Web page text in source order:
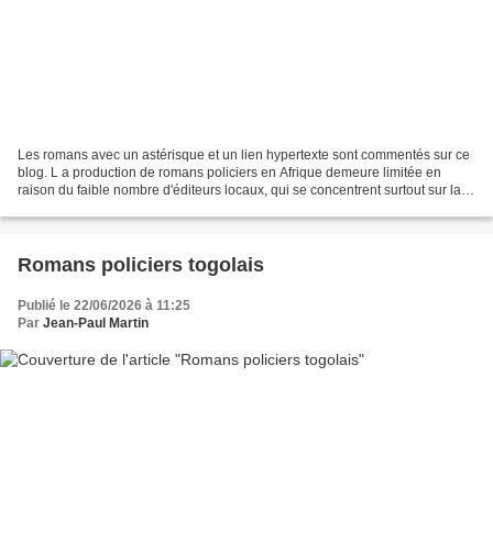
Les romans avec un astérisque et un lien hypertexte sont commentés sur ce
blog. L a production de romans policiers en Afrique demeure limitée en
raison du faible nombre d'éditeurs locaux, qui se concentrent surtout sur la
Romans policiers togolais
Publié le 22/06/2026 à 11:25
Par Jean-Paul Martin